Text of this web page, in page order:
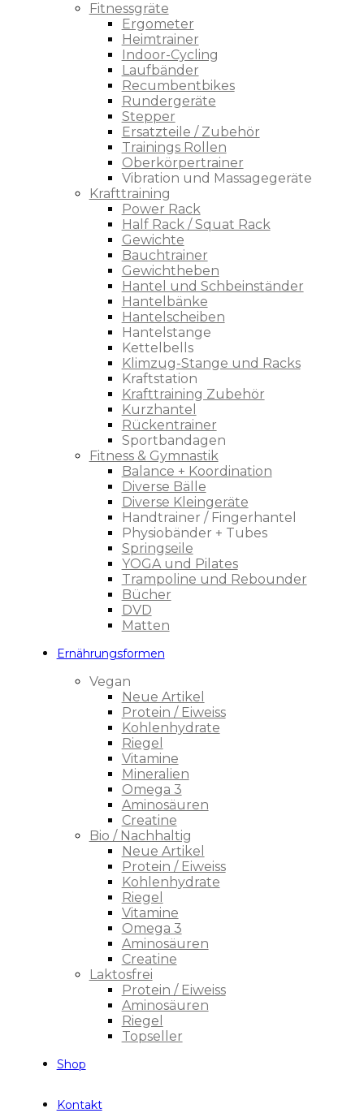
Fitnessgräte
Ergometer
Heimtrainer
Indoor-Cycling
Laufbänder
Recumbentbikes
Rundergeräte
Stepper
Ersatzteile / Zubehör
Trainings Rollen
Oberkörpertrainer
Vibration und Massagegeräte
Krafttraining
Power Rack
Half Rack / Squat Rack
Gewichte
Bauchtrainer
Gewichtheben
Hantel und Schbeinständer
Hantelbänke
Hantelscheiben
Hantelstange
Kettelbells
Klimzug-Stange und Racks
Kraftstation
Krafttraining Zubehör
Kurzhantel
Rückentrainer
Sportbandagen
Fitness & Gymnastik
Balance + Koordination
Diverse Bälle
Diverse Kleingeräte
Handtrainer / Fingerhantel
Physiobänder + Tubes
Springseile
YOGA und Pilates
Trampoline und Rebounder
Bücher
DVD
Matten
Ernährungsformen
Vegan
Neue Artikel
Protein / Eiweiss
Kohlenhydrate
Riegel
Vitamine
Mineralien
Omega 3
Aminosäuren
Creatine
Bio / Nachhaltig
Neue Artikel
Protein / Eiweiss
Kohlenhydrate
Riegel
Vitamine
Omega 3
Aminosäuren
Creatine
Laktosfrei
Protein / Eiweiss
Aminosäuren
Riegel
Topseller
Shop
Kontakt